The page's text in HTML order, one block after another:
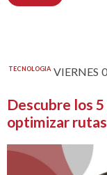
TECNOLOGIA VIERNES
Descubre los
optimizar rutas